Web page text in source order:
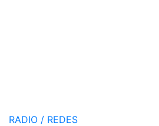
RADIO / REDES